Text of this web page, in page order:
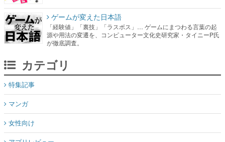
ゲームが変えた日本語
「経験値」「裏技」「ラスボス」… ゲームにまつわる言葉の起
源や用法の変遷を、コンピューター文化史研究家・タイニーP氏
が徹底調査。
カテゴリ
特集記事
マンガ
女性向け